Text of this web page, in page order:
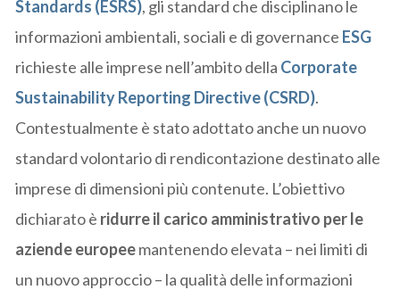
Standards (ESRS), gli standard che disciplinano le
informazioni ambientali, sociali e di governance ESG
richieste alle imprese nell’ambito della Corporate
Sustainability Reporting Directive (CSRD).
Contestualmente è stato adottato anche un nuovo
standard volontario di rendicontazione destinato alle
imprese di dimensioni più contenute. L’obiettivo
dichiarato è ridurre il carico amministrativo per le
aziende europeemantenendo elevata – nei limiti di
un nuovo approccio – la qualità delle informazioni